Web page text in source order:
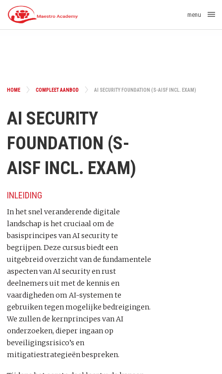
menu
HOME COMPLEET AANBOD AI SECURITY FOUNDATION (S-AISF INCL. EXAM)
AI SECURITY
FOUNDATION (S-
AISF INCL. EXAM)
INLEIDING
In het snel veranderende digitale
landschap is het cruciaal om de
basisprincipes van AI security te
begrijpen. Deze cursus biedt een
uitgebreid overzicht van de fundamentele
aspecten van AI security en rust
deelnemers uit met de kennis en
vaardigheden om AI-systemen te
gebruiken tegen mogelijke bedreigingen.
We zullen de kernprincipes van AI
onderzoeken, dieper ingaan op
beveiligingsrisico’s en
mitigatiestrategieën bespreken.